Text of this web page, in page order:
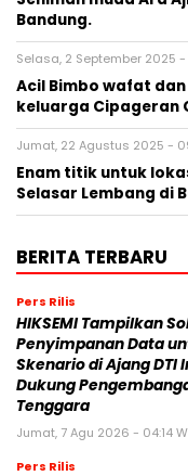
Bandung.
Selasa, 2 September 2025 -
Acil Bimbo wafat
keluarga Cipageran
Jumat, 22 Agustus 2025 -
Enam titik untuk
Selasar Lembang di
BERITA TERBARU
Pers Rilis
HIKSEMI Tampilkan
Penyimpanan Data
Skenario di Ajang DTI
Dukung
Tenggara
Jumat, 7 Agu 2026 - 04:14
Pers Rilis